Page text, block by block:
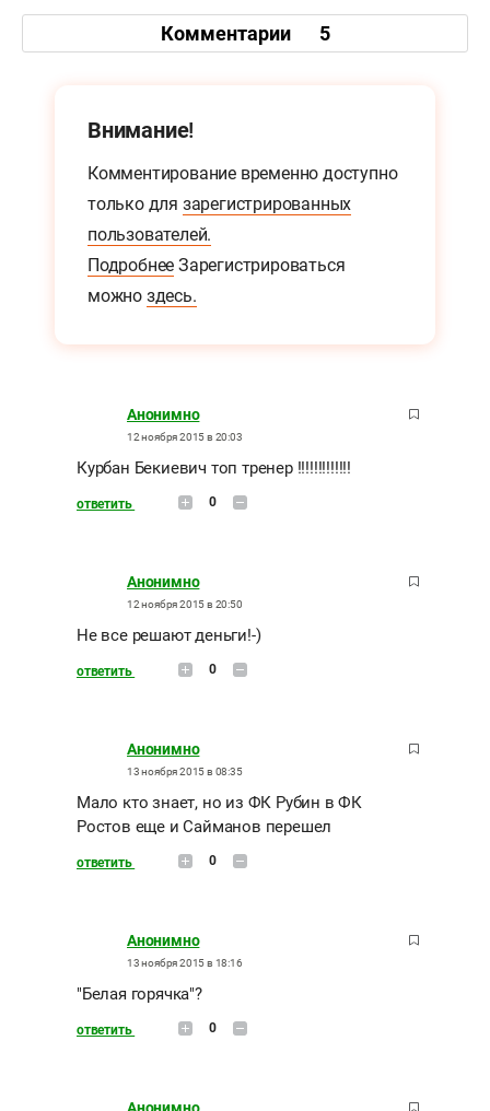
Комментарии 5
Внимание!
Комментирование временно доступно
только для зарегистрированных
пользователей.
Подробнее Зарегистрироваться
можно здесь.
Анонимно
12 ноября 2015 в 20:03
Курбан Бекиевич топ тренер !!!!!!!!!!!!!
ответить 0
Анонимно
12 ноября 2015 в 20:50
Не все решают деньги!-)
ответить 0
Анонимно
13 ноября 2015 в 08:35
Мало кто знает, но из ФК Рубин в ФК
Ростов еще и Сайманов перешел
ответить 0
Анонимно
13 ноября 2015 в 18:16
"Белая горячка"?
ответить 0